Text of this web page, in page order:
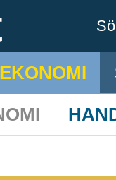
EKONOMI